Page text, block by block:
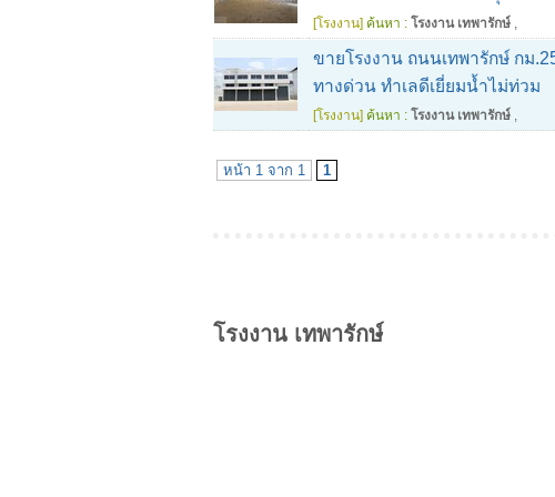
[โรงงาน] ค้นหา : โรงงาน เทพารักษ์ ,
ขายโรงงาน ถนนเทพารักษ์ กม
ทางด่วน ทำเลดีเยี่ยมน้ำไม่ท่วม
[โรงงาน] ค้นหา : โรงงาน เทพารักษ์ ,
หน้า 1 จาก 1 1
โรงงาน เทพารักษ์